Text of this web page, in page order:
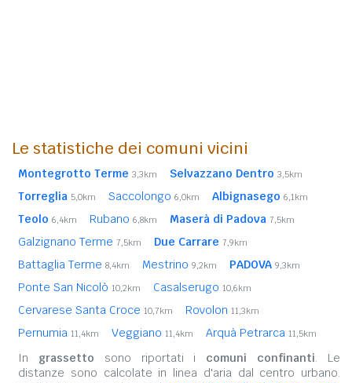
Le statistiche dei comuni vicini
Montegrotto Terme 3,3km Selvazzano Dentro 3,5km
Torreglia 5,0km Saccolongo 6,0km Albignasego 6,1km
Teolo 6,4km Rubano 6,8km Maserà di Padova 7,5km
Galzignano Terme 7,5km Due Carrare 7,9km
Battaglia Terme 8,4km Mestrino 9,2km PADOVA 9,3km
Ponte San Nicolò 10,2km Casalserugo 10,6km
Cervarese Santa Croce 10,7km Rovolon 11,3km
Pernumia 11,4km Veggiano 11,4km Arquà Petrarca 11,5km
In grassetto sono riportati i comuni confinanti. Le
distanze sono calcolate in linea d'aria dal centro urbano.